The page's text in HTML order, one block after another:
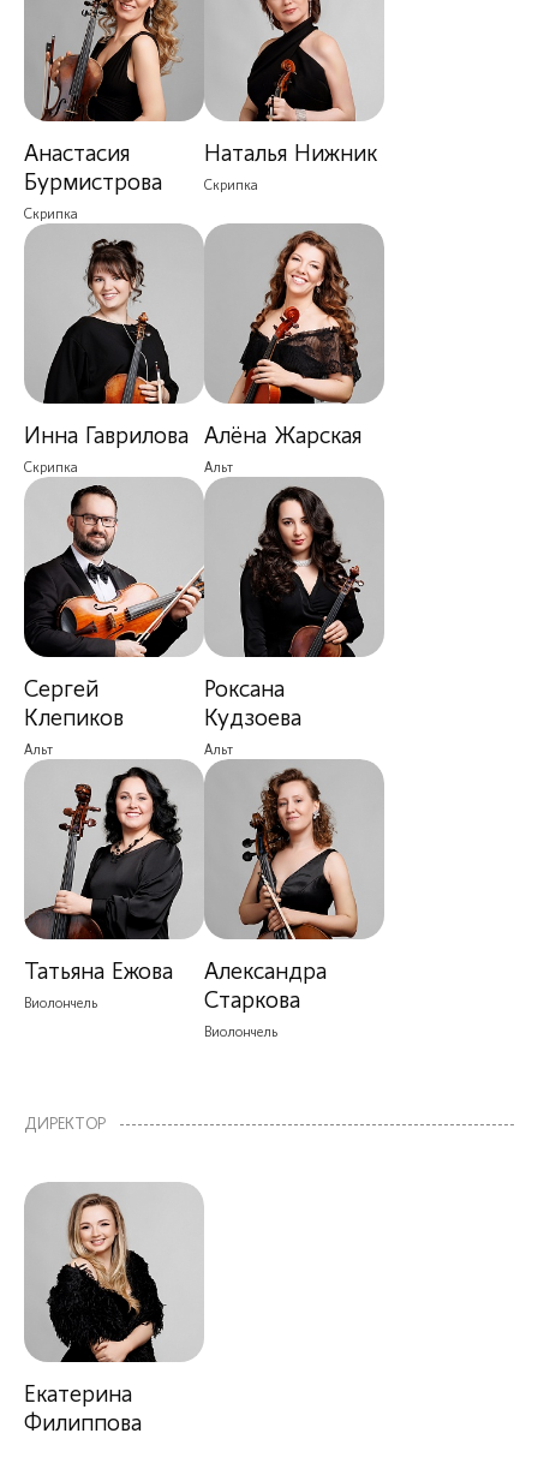
Анастасия
Бурмистрова
Скрипка
Наталья Нижник
Скрипка
Инна Гаврилова
Скрипка
Алëна Жарская
Альт
Сергей
Клепиков
Альт
Роксана
Кудзоева
Альт
Татьяна Ежова
Виолончель
Александра
Старкова
Виолончель
ДИРЕКТОР
Екатерина
Филиппова